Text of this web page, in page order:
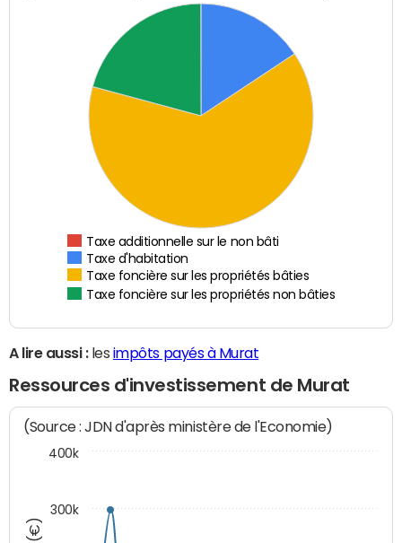
Taxe additionnelle sur le non bâti
Taxe d'habitation
Taxe foncière sur les propriétés bâties
Taxe foncière sur les propriétés non bâties
A lire aussi :les impôts payés à Murat
Ressources d'investissement de Murat
(Source : JDN d'après ministère de l'Economie)
300k
400k